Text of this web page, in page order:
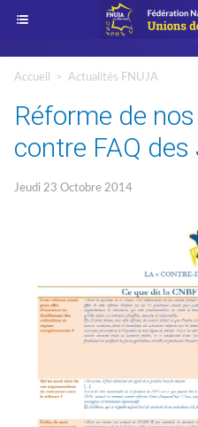
Accueil > Actualités FNUJA
Réforme de
contre FAQ
Jeudi 23 Octobre 2014